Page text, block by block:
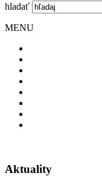
hladať
MENU
Aktuality